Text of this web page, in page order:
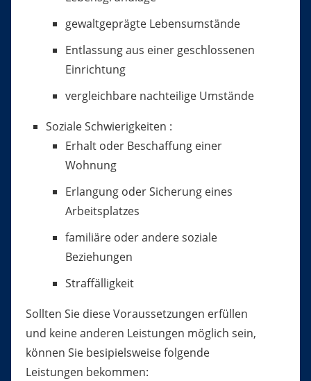
gewaltgeprägte Lebensumstände
Entlassung aus einer geschlossenen
Einrichtung
vergleichbare nachteilige Umstände
Soziale Schwierigkeiten :
Erhalt oder Beschaffung einer
Wohnung
Erlangung oder Sicherung eines
Arbeitsplatzes
familiäre oder andere soziale
Beziehungen
Straffälligkeit
Sollten Sie diese Voraussetzungen erfüllen
und keine anderen Leistungen möglich sein,
können Sie besipielsweise folgende
Leistungen bekommen: